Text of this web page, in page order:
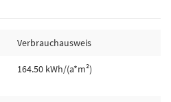
Verbrauchausweis
164.50 kWh/(a*m²)